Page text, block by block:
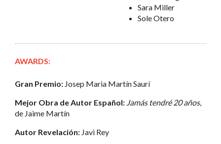
Sara Miller
Sole Otero
AWARDS:
Gran Premio: Josep Maria Martín Saurí
Mejor Obra de Autor Español: Jamás tendré 20 años,
de Jaime Martín
Autor Revelación: Javi Rey